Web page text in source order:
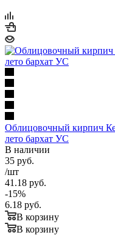
Облицовочный кирпич
лето бархат УС
В наличии
35 руб.
/шт
41.18 руб.
-15%
6.18 руб.
В корзину
В корзину